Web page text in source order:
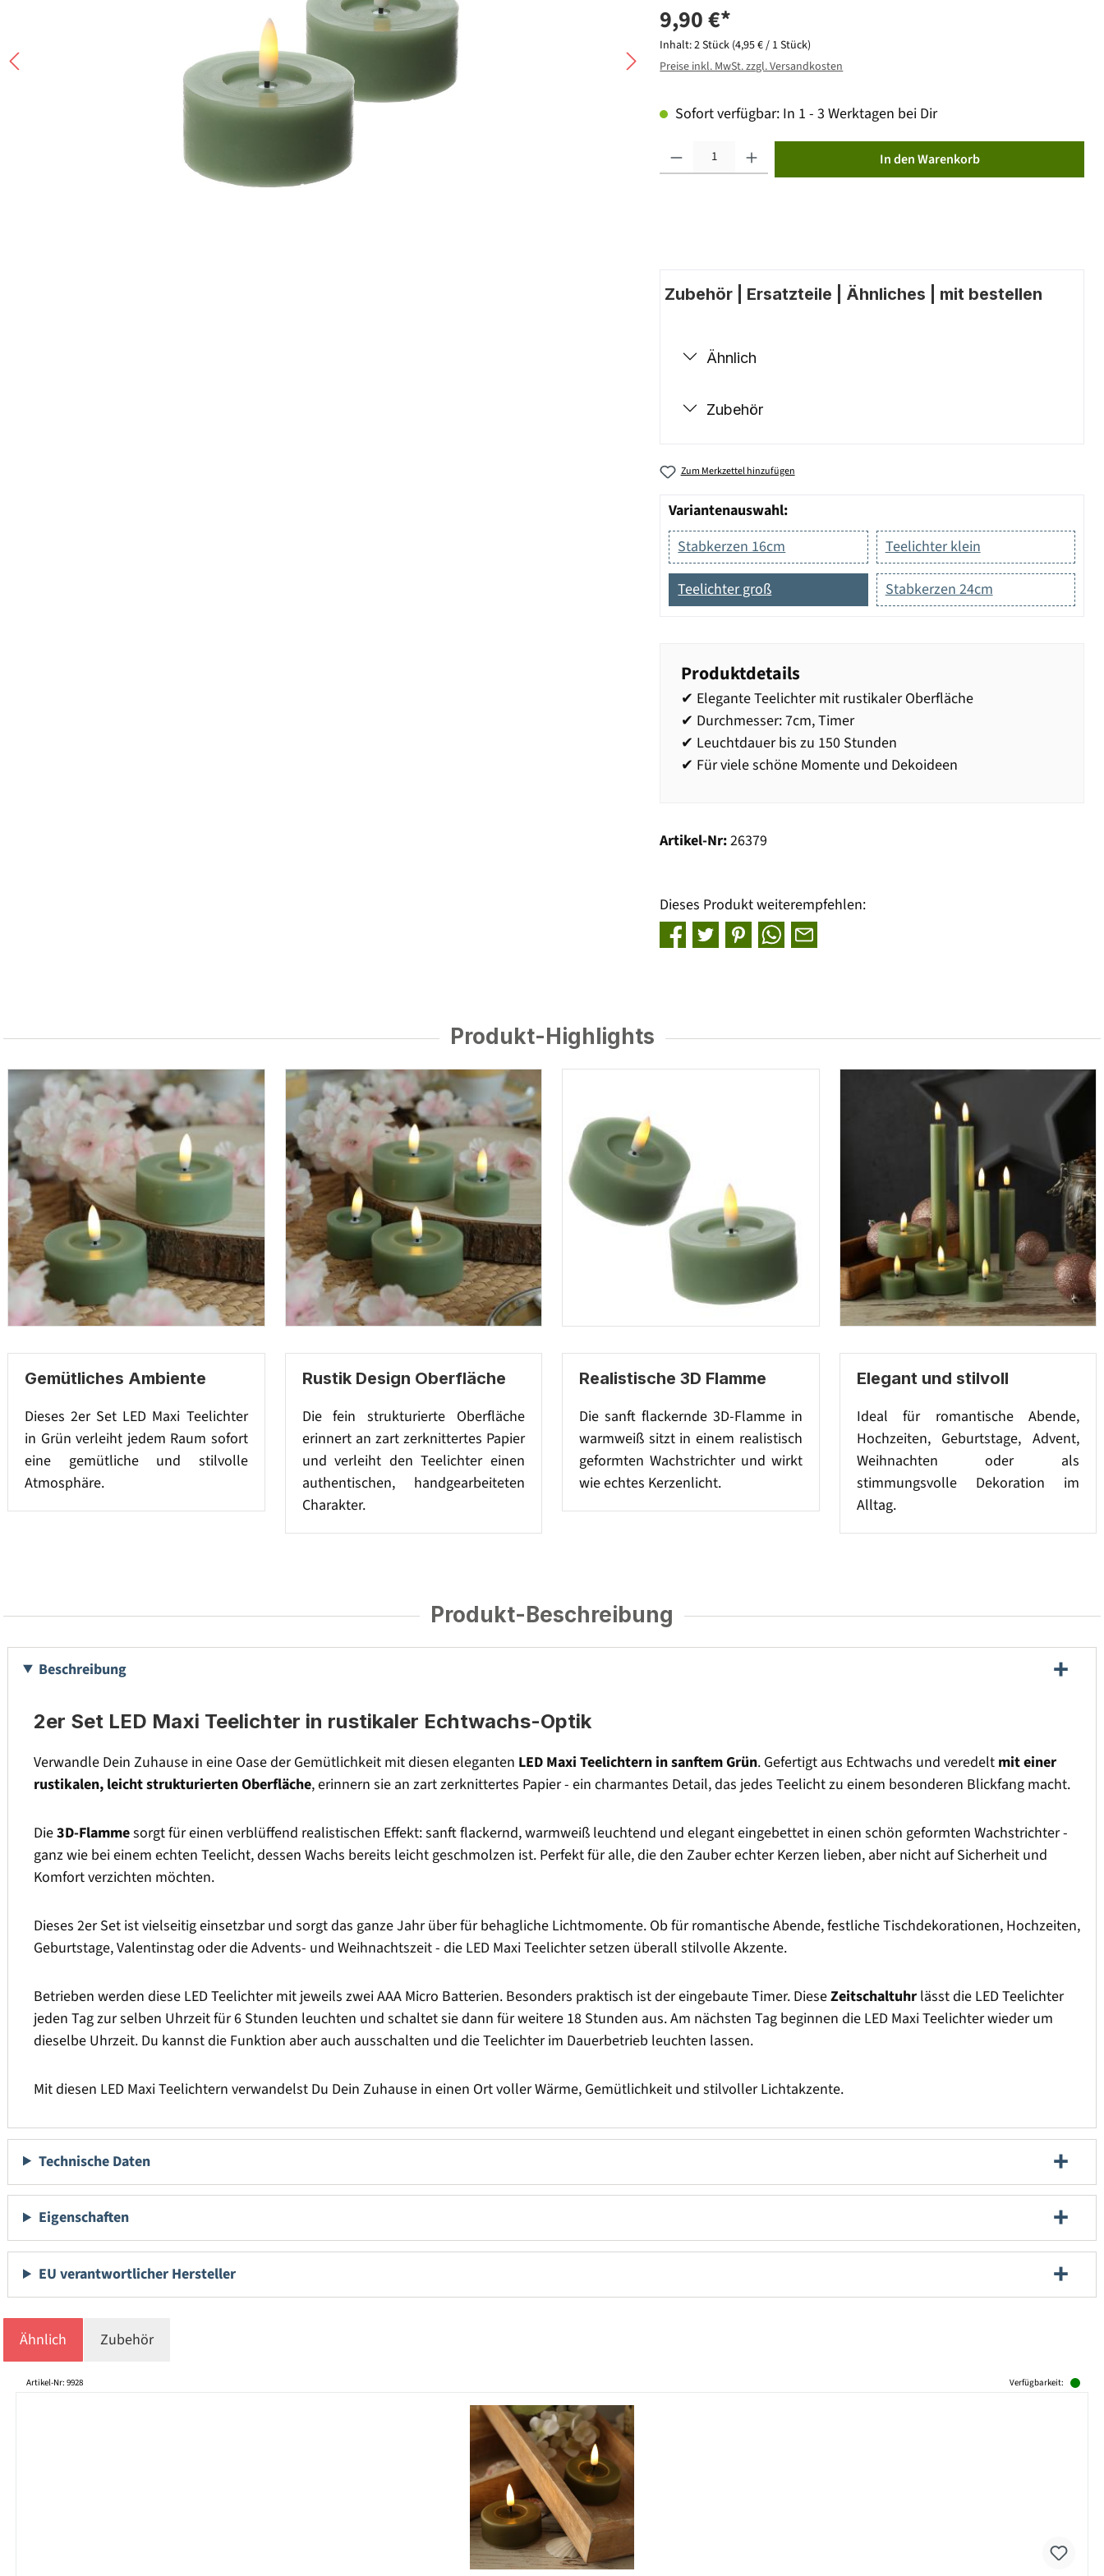
9,90 €*
Inhalt:2 Stück (4,95 € / 1 Stück)
Preise inkl. MwSt. zzgl. Versandkosten
Sofort verfügbar: In 1 - 3 Werktagen bei Dir
In den Warenkorb
Zubehör | Ersatzteile | Ähnliches | mit bestellen
Ähnlich
Zubehör
Zum Merkzettel hinzufügen
Variantenauswahl:
Stabkerzen 16cm
Teelichter klein
Teelichter groß Stabkerzen 24cm
Produktdetails
✔ Elegante Teelichter mit rustikaler Oberfläche
✔ Durchmesser: 7cm, Timer
✔ Leuchtdauer bis zu 150 Stunden
✔ Für viele schöne Momente und Dekoideen
Artikel-Nr:26379
Dieses Produkt weiterempfehlen:
Produkt-Highlights
Gemütliches Ambiente
Dieses 2er Set LED Maxi Teelichter
in Grün verleiht jedem Raum sofort
eine gemütliche und stilvolle
Atmosphäre.
Rustik Design Oberfläche
Die fein strukturierte Oberfläche
erinnert an zart zerknittertes Papier
und verleiht den Teelichter einen
authentischen, handgearbeiteten
Charakter.
Realistische 3D Flamme
Die sanft flackernde 3D-Flamme in
warmweiß sitzt in einem realistisch
geformten Wachstrichter und wirkt
wie echtes Kerzenlicht.
Elegant und stilvoll
Ideal für romantische Abende,
Hochzeiten, Geburtstage, Advent,
Weihnachten oder als
stimmungsvolle Dekoration im
Alltag.
Produkt-Beschreibung
Beschreibung
2er Set LED Maxi Teelichter in rustikaler Echtwachs-Optik
Verwandle Dein Zuhause in eine Oase der Gemütlichkeit mit diesen eleganten LED Maxi Teelichtern in sanftem Grün. Gefertigt aus Echtwachs und veredelt mit einer
rustikalen, leicht strukturierten Oberfläche, erinnern sie an zart zerknittertes Papier - ein charmantes Detail, das jedes Teelicht zu einem besonderen Blickfang macht.
Die3D-Flammesorgt für einen verblüffend realistischen Effekt: sanft flackernd, warmweiß leuchtend und elegant eingebettet in einen schön geformten Wachstrichter -
ganz wie bei einem echten Teelicht, dessen Wachs bereits leicht geschmolzen ist. Perfekt für alle, die den Zauber echter Kerzen lieben, aber nicht auf Sicherheit und
Komfort verzichten möchten.
Dieses 2er Set ist vielseitig einsetzbar und sorgt das ganze Jahr über für behagliche Lichtmomente. Ob für romantische Abende, festliche Tischdekorationen, Hochzeiten,
Geburtstage, Valentinstag oder die Advents- und Weihnachtszeit - die LED Maxi Teelichter setzen überall stilvolle Akzente.
Betrieben werden diese LED Teelichter mit jeweils zwei AAA Micro Batterien. Besonders praktisch ist der eingebaute Timer. DieseZeitschaltuhr lässt die LED Teelichter
jeden Tag zur selben Uhrzeit für 6 Stunden leuchten und schaltet sie dann für weitere 18 Stunden aus. Am nächsten Tag beginnen die LED Maxi Teelichter wieder um
dieselbe Uhrzeit. Du kannst die Funktion aber auch ausschalten und die Teelichter im Dauerbetrieb leuchten lassen.
Mit diesen LED Maxi Teelichtern verwandelst Du Dein Zuhause in einen Ort voller Wärme, Gemütlichkeit und stilvoller Lichtakzente.
Technische Daten
Eigenschaften
EU verantwortlicher Hersteller
Ähnlich Zubehör
Produktgalerie überspringen
Artikel-Nr: 9928 Verfügbarkeit: